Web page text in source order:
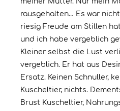
rausgehalten… Es war
riesig Freude am Stillen
und ich habe vergeblich
Kleiner selbst die Lust
vergeblich. Er hat aus
Ersatz. Keinen Schnuller,
Kuscheltier, nichts.
Brust Kuscheltier,